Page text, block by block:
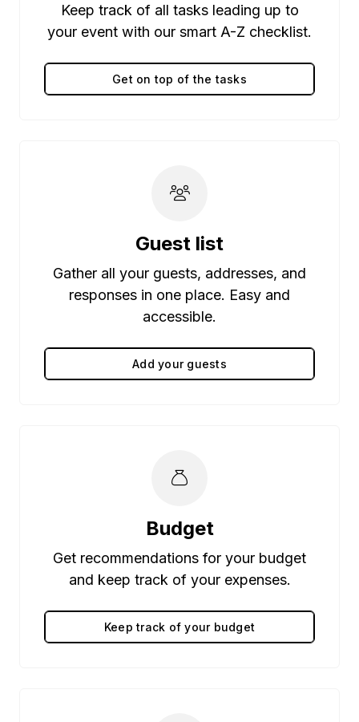
Keep track of all tasks leading up to
your event with our smart A-Z checklist.
Get on top of the tasks
Guest list
Gather all your guests, addresses, and
responses in one place. Easy and
accessible.
Add your guests
Budget
Get recommendations for your budget
and keep track of your expenses.
Keep track of your budget